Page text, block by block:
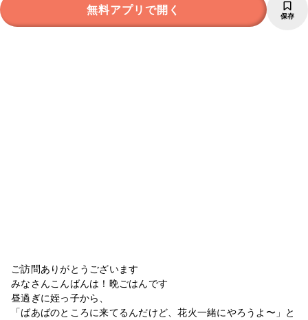
無料アプリで開く 保存
ご訪問ありがとうございます
みなさんこんばんは！晩ごはんです
昼過ぎに姪っ子から、
「ばあばのところに来てるんだけど、花火一緒にやろうよ〜」と